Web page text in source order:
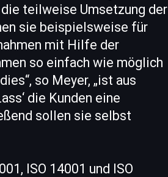
teilweise Umsetzung der
sie beispielsweise für
mit Hilfe der
so einfach wie möglich
so Meyer, „ist aus
die Kunden eine
sollen sie selbst
ISO 14001 und ISO